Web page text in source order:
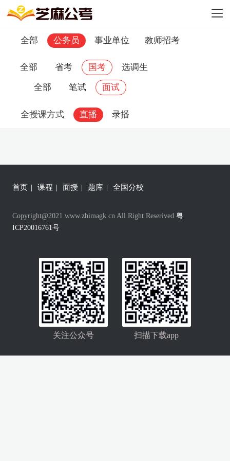
全部 公务员 事业单位 教师招考
全部 省考 国考 选调生
全部 笔试 面试
全授课方式 直播 录播
首页 | 课程 | 面授 | 题库 | 全国分校
Copyright@2021 www.zhimagk.cn All Right Reserived 粤
ICP20016761号
关注公众号 扫描下载app